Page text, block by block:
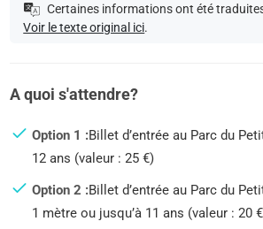
Certaines informations ont été
Voir le texte original ici.
A quoi s'attendre?
Option 1 :Billet d’entrée au Parc du
12 ans (valeur : 25 €)
Option 2 :Billet d’entrée au Parc du
1 mètre ou jusqu’à 11 ans (valeur : 20